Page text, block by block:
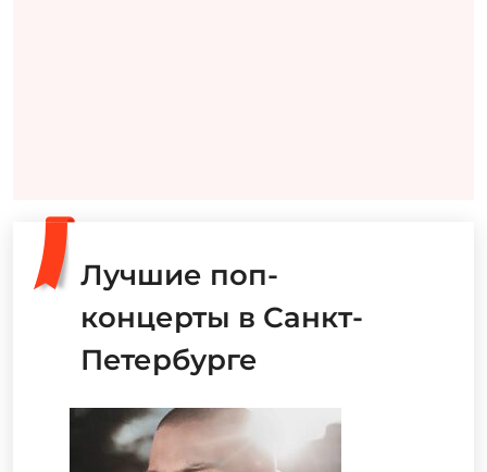
Лучшие поп-
концерты в Санкт-
Петербурге